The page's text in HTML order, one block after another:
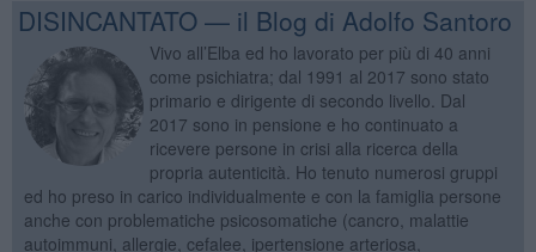
DISINCANTATO — il Blog di Adolfo Santoro
Vivo all’Elba ed ho lavorato per più di 40 anni
come psichiatra; dal 1991 al 2017 sono stato
primario e dirigente di secondo livello. Dal
2017 sono in pensione e ho continuato a
ricevere persone in crisi alla ricerca della
propria autenticità. Ho tenuto numerosi gruppi
ed ho preso in carico individualmente e con la famiglia persone
anche con problematiche psicosomatiche (cancro, malattie
autoimmuni, allergie, cefalee, ipertensione arteriosa,